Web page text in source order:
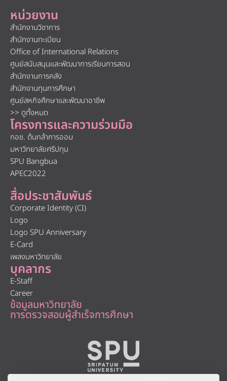
หน่วยงาน
สำนักงานวิชาการ
สำนักงานทะเบียน
Office of International Relations
ศูนย์สนับสนุนและพัฒนาการเรียนการสอน
สำนักงานการคลัง
สำนักงานทุนการศึกษา
ศูนย์สหกิจศึกษาและพัฒนาอาชีพ
>> ดูทั้งหมด
โครงการและความร่วมมือ
กอช. ต้นกล้าการออม
มหาวิทยาลัยศรีปทุม
SPU Bangbua
APEC2022
สื่อประชาสัมพันธ์
Corporate Identity (CI)
Logo
Logo SPU Anniversary
E-Card
เพลงมหาวิทยาลัย
บุคลากร
E-Staff
Career
ข้อมูลมหาวิทยาลัย
การตรวจสอบผู้สำเร็จการศึกษา